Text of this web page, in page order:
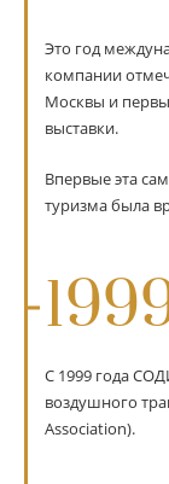
Это год
компании
Москвы и
выставки.
Впервые эта
туризма была
С 1999 года
воздушного
Association).